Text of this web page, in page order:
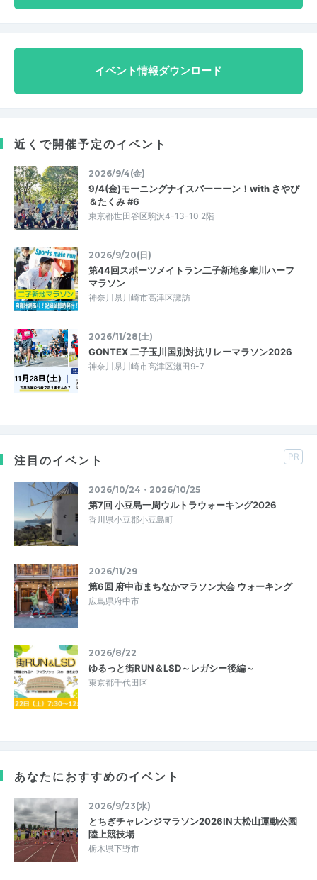
イベント情報ダウンロード
近くで開催予定のイベント
2026/9/4(金)
9/4(金)モーニングナイスパーーーン！with さやぴ
＆たくみ #6
東京都世田谷区駒沢4-13-10 2階
2026/9/20(日)
第44回スポーツメイトラン二子新地多摩川ハーフ
マラソン
神奈川県川崎市高津区諏訪
2026/11/28(土)
GONTEX 二子玉川国別対抗リレーマラソン2026
神奈川県川崎市高津区瀬田9-7
注目のイベント PR
2026/10/24・2026/10/25
第7回 小豆島一周ウルトラウォーキング2026
香川県小豆郡小豆島町
2026/11/29
第6回 府中市まちなかマラソン大会 ウォーキング
広島県府中市
2026/8/22
ゆるっと街RUN＆LSD～レガシー後編～
東京都千代田区
あなたにおすすめのイベント
2026/9/23(水)
とちぎチャレンジマラソン2026IN大松山運動公園
陸上競技場
栃木県下野市